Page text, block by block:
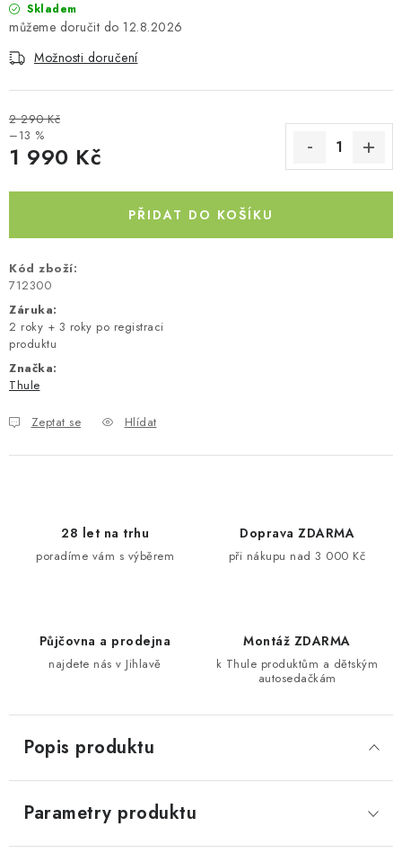
Kontakty O nás Doprava a platba
Moje objednávka
Napište nám
Obchodní podmínky
Skladem
12.8.2026
Možnosti doručení
2 290 Kč
–13 %
1 990 Kč
PŘIDAT DO KOŠÍKU
Kód zboží:
712300
Záruka:
2 roky + 3 roky po registraci
produktu
Značka:
Thule
Zeptat se Hlídat
28 let na trhu
poradíme vám s výběrem
Doprava ZDARMA
při nákupu nad 3 000 Kč
Půjčovna a prodejna
najdete nás v Jihlavě
Montáž ZDARMA
k Thule produktům a dětským
autosedačkám
Popis produktu
Parametry produktu